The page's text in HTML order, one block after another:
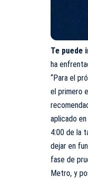
Te puede
ha
“Para el
el primero
aplicado
4:00 de la
dejar en
fase de
Metro, y